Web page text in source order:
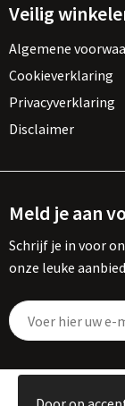
Veilig
Algemene
Cookieverklaring
Privacyverklaring
Disclaimer
Meld je aan
Schrijf je in voor
onze leuke
©